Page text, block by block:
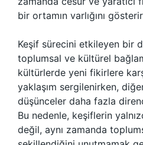
bir ortamın varlığını
Keşif sürecini etkileyen bir
toplumsal ve kültürel
kültürlerde yeni fikirlere
yaklaşım sergilenirken,
düşünceler daha fazla
Bu nedenle, keşiflerin
değil, aynı zamanda